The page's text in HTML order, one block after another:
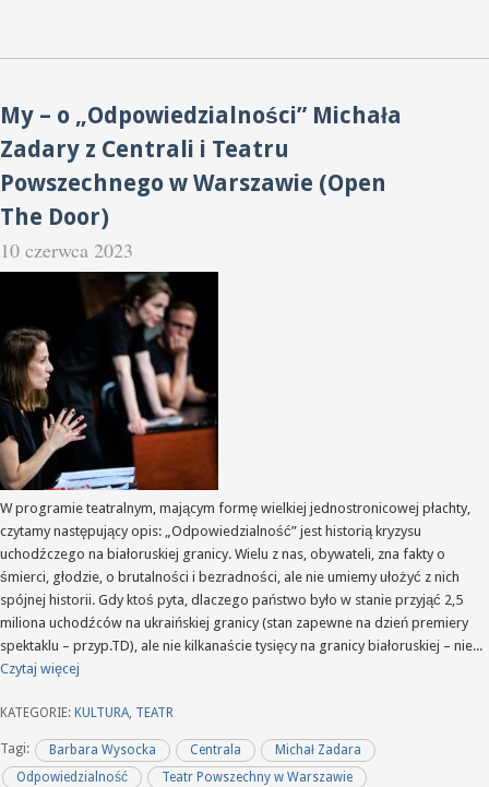
My – o „Odpowiedzialności” Michała
Zadary z Centrali i Teatru
Powszechnego w Warszawie (Open
The Door)
10 czerwca 2023
W programie teatralnym, mającym formę wielkiej jednostronicowej płachty,
czytamy następujący opis: „Odpowiedzialność” jest historią kryzysu
uchodźczego na białoruskiej granicy. Wielu z nas, obywateli, zna fakty o
śmierci, głodzie, o brutalności i bezradności, ale nie umiemy ułożyć z nich
spójnej historii. Gdy ktoś pyta, dlaczego państwo było w stanie przyjąć 2,5
miliona uchodźców na ukraińskiej granicy (stan zapewne na dzień premiery
spektaklu – przyp.TD), ale nie kilkanaście tysięcy na granicy białoruskiej – nie...
Czytaj więcej
KATEGORIE: KULTURA, TEATR
Tagi: Barbara Wysocka Centrala
Michał Zadara
Odpowiedzialność
Teatr Powszechny w Warszawie